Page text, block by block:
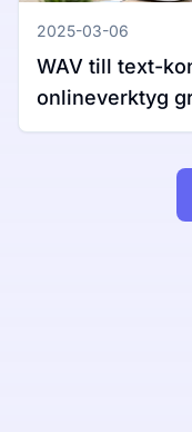
2025-03-06
WAV till text-
onlineverktyg